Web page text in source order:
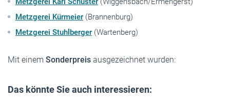
Metzgerei Kürmeier (Brannenburg)
Metzgerei Stuhlberger (Wartenberg)
Mit einem Sonderpreis ausgezeichnet wurden:
Das könnte Sie auch interessieren: